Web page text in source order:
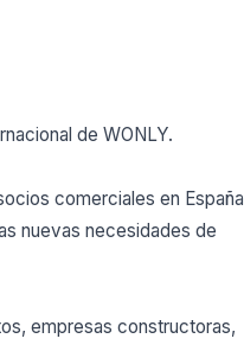
de WONLY.
comerciales en España
nuevas necesidades de
empresas constructoras,